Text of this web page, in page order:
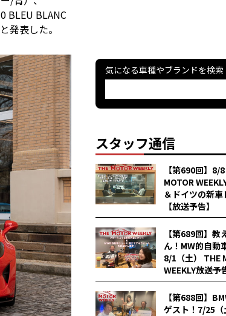
BLEU BLANC
発表した。
気になる車種やブランドを検索
スタッフ通信
【第690回】8/
MOTOR
＆ドイツの新車
【放送予告】
【第689回】教
ん！MW的自動
8/1（土） THE
WEEKLY放送予
【第688回】
ゲスト！7/25（